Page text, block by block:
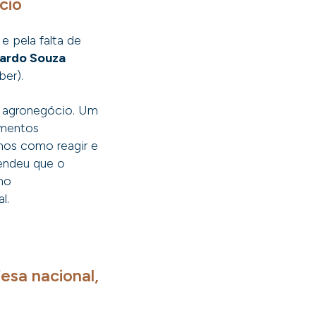
pela falta de
Souza
Um
como reagir e
que o
nacional,